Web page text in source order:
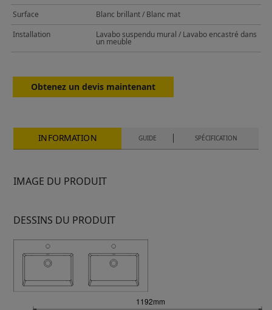
Surface
Blanc brillant / Blanc mat
Installation
Lavabo suspendu mural / Lavabo encastré dans
un meuble
Obtenez un devis maintenant
INFORMATION GUIDE SPÉCIFICATION
IMAGE DU PRODUIT
DESSINS DU PRODUIT